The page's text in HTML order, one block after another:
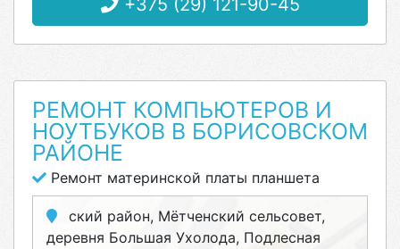
+375 (29) 121-90-45
РЕМОНТ КОМПЬЮТЕРОВ И
НОУТБУКОВ В БОРИСОВСКОМ
РАЙОНЕ
Ремонт материнской платы планшета
ский район, Мётченский сельсовет,
деревня Большая Ухолода, Подлесная